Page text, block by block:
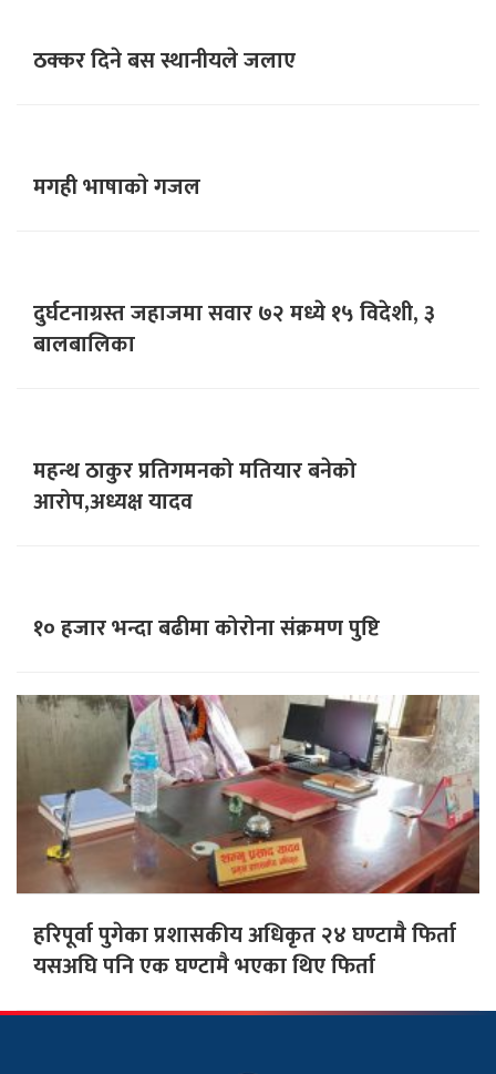
ठक्कर दिने बस स्थानीयले जलाए
मगही भाषाकाे गजल
दुर्घटनाग्रस्त जहाजमा सवार ७२ मध्ये १५ विदेशी, ३
बालबालिका
महन्थ ठाकुर प्रतिगमनको मतियार बनेको
आरोप,अध्यक्ष यादव
१० हजार भन्दा बढीमा कोरोना संक्रमण पुष्टि
हरिपूर्वा पुगेका प्रशासकीय अधिकृत २४ घण्टामै फिर्ता
यसअघि पनि एक घण्टामै भएका थिए फिर्ता